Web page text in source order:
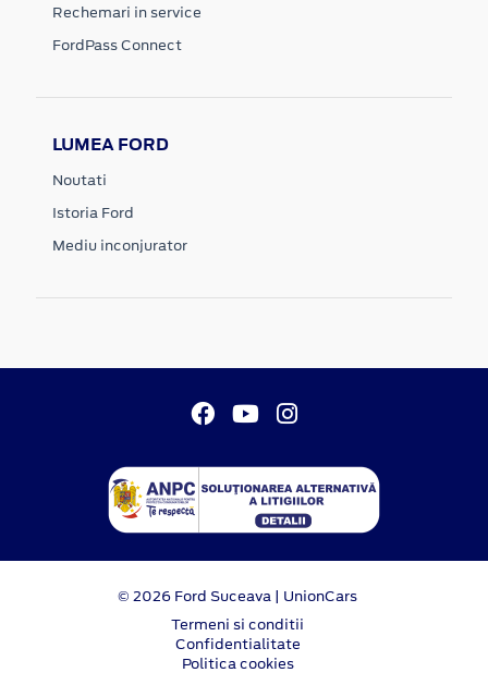
Rechemari in service
FordPass Connect
LUMEA FORD
Noutati
Istoria Ford
Mediu inconjurator
© 2026 Ford Suceava | UnionCars
Termeni si conditii
Confidentialitate
Politica cookies